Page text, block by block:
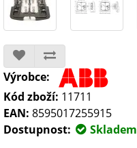
Výrobce:
Kód zboží: 11711
EAN: 8595017255915
Dostupnost:
Skladem